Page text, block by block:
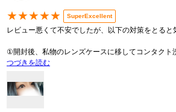
★★★★★ SuperExcellent
レビュー悪くて不安でしたが、以下の対策をとる
①開封後、私物のレンズケースに移してコンタクト
つづきを読む